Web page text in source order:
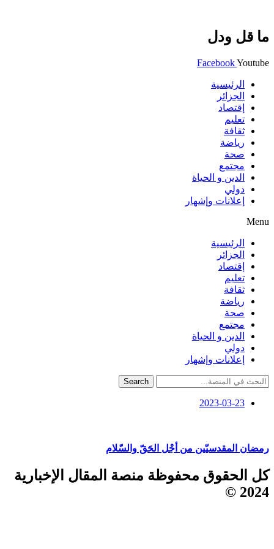
ما قل ودل
FacebookYoutube
الرئيسية
الجزائر
إقتصاد
تعليم
ثقافة
رياضة
صحة
مجتمع
الدين و الحياة
دولي
إعلانات وإشهار
Menu
الرئيسية
الجزائر
إقتصاد
تعليم
ثقافة
رياضة
صحة
مجتمع
الدين و الحياة
دولي
إعلانات وإشهار
Search
2023-03-23
رمضان المقدسيّين من أجْل الحَقّ والسّلام
كل الحقوق محفوظة منصة المقال الإخبارية
2024 ©